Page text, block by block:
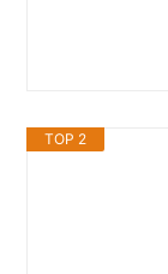
TOP 2